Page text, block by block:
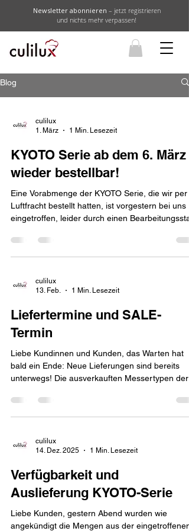
Newsletter abonnieren – jetzt registrieren
und nichts mehr verpassen!
Blog
culilux
1. März
1 Min. Lesezeit
KYOTO Serie ab dem 6. März
wieder bestellbar!
​Eine Vorabmenge der KYOTO Serie, die wir per
Luftfracht bestellt hatten, ist vorgestern bei uns
eingetroffen, leider durch einen
erwartet hatten. Deshalb müssen wir den
Liefertermin etwas verschieben. Die neuen
ab Freitag, 6. März, 17:00 Uhr auf unserer
Webseite bestellt werden. - Die Auslieferung
Danach gelten
culilux
13. Feb.
1 Min. Lesezeit
Liefertermine und SALE-
Termin
Liebe Kundinnen und Kunden, das Warten hat
bald ein Ende: Neue Lieferungen sind bereits
unterwegs! Die ausverkauften Messertypen der
Februar wieder verfügbar, die Messer der
Serie ab dem 1. März. Vorher habt ihr noch die
SALE startet am 14. Februar um 17:00 Uhr und
endet am 22. Februar. Da viele Artikel nur in
direkt zum Start vo
culilux
14. Dez. 2025
1 Min. Lesezeit
Verfügbarkeit und
Auslieferung KYOTO-Serie
Liebe Kunden, gestern Abend wurden wie
angekündigt die Mengen aus der eingetroffenen